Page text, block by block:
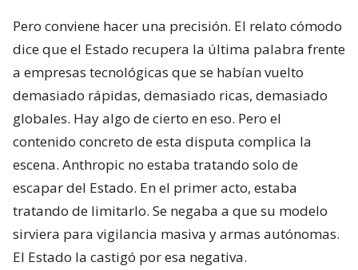
Pero conviene hacer una precisión. El relato cómodo
dice que el Estado recupera la última palabra frente
a empresas tecnológicas que se habían vuelto
demasiado rápidas, demasiado ricas, demasiado
globales. Hay algo de cierto en eso. Pero el
contenido concreto de esta disputa complica la
escena. Anthropic no estaba tratando solo de
escapar del Estado. En el primer acto, estaba
tratando de limitarlo. Se negaba a que su modelo
sirviera para vigilancia masiva y armas autónomas.
El Estado la castigó por esa negativa.